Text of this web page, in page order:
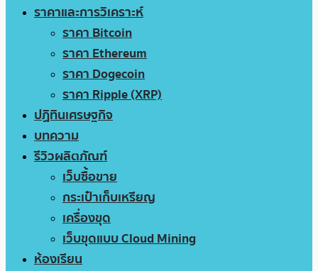
ราคาและการวิเคราะห์
ราคา Bitcoin
ราคา Ethereum
ราคา Dogecoin
ราคา Ripple (XRP)
ปฏิทินเศรษฐกิจ
บทความ
รีวิวผลิตภัณฑ์
เว็บซื้อขาย
กระเป๋าเก็บเหรียญ
เครื่องขุด
เว็บขุดแบบ Cloud Mining
ห้องเรียน